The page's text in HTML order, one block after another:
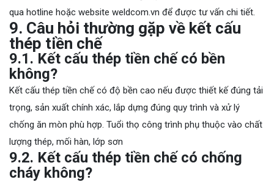
qua hotline hoặc website weldcom.vn để được tư vấn chi tiết.
9. Câu hỏi thường gặp về kết cấu
thép tiền chế
9.1. Kết cấu thép tiền chế có bền
không?
Kết cấu thép tiền chế có độ bền cao nếu được thiết kế đúng tải
trọng, sản xuất chính xác, lắp dựng đúng quy trình và xử lý
chống ăn mòn phù hợp. Tuổi thọ công trình phụ thuộc vào chất
lượng thép, mối hàn, lớp sơn
9.2. Kết cấu thép tiền chế có chống
cháy không?